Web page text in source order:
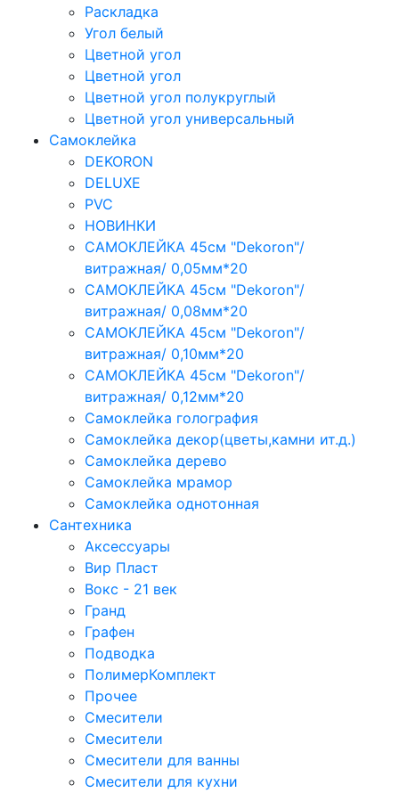
Раскладка
Угол белый
Цветной угол
Цветной угол
Цветной угол полукруглый
Цветной угол универсальный
Самоклейка
DEKORON
DELUXE
PVC
НОВИНКИ
САМОКЛЕЙКА 45см "Dekoron"/
витражная/ 0,05мм*20
САМОКЛЕЙКА 45см "Dekoron"/
витражная/ 0,08мм*20
САМОКЛЕЙКА 45см "Dekoron"/
витражная/ 0,10мм*20
САМОКЛЕЙКА 45см "Dekoron"/
витражная/ 0,12мм*20
Самоклейка голография
Самоклейка декор(цветы,камни ит.д.)
Самоклейка дерево
Самоклейка мрамор
Самоклейка однотонная
Сантехника
Аксессуары
Вир Пласт
Вокс - 21 век
Гранд
Графен
Подводка
ПолимерКомплект
Прочее
Смесители
Смесители
Смесители для ванны
Смесители для кухни